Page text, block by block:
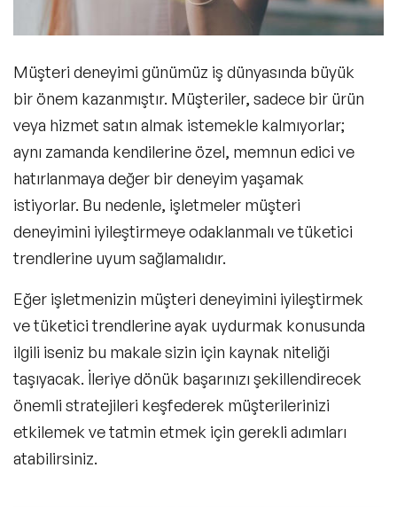
Müşteri deneyimi günümüz iş dünyasında büyük
bir önem kazanmıştır. Müşteriler, sadece bir ürün
veya hizmet satın almak istemekle kalmıyorlar;
aynı zamanda kendilerine özel, memnun edici ve
hatırlanmaya değer bir deneyim yaşamak
istiyorlar. Bu nedenle, işletmeler müşteri
deneyimini iyileştirmeye odaklanmalı ve tüketici
trendlerine uyum sağlamalıdır.
Eğer işletmenizin müşteri deneyimini iyileştirmek
ve tüketici trendlerine ayak uydurmak konusunda
ilgili iseniz bu makale sizin için kaynak niteliği
taşıyacak. İleriye dönük başarınızı şekillendirecek
önemli stratejileri keşfederek müşterilerinizi
etkilemek ve tatmin etmek için gerekli adımları
atabilirsiniz.